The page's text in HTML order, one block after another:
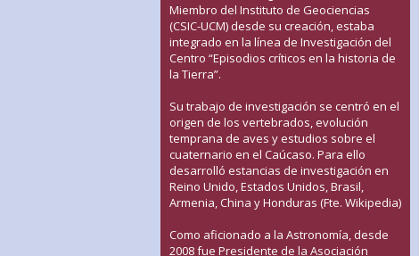
Miembro del Instituto de Geociencias
(CSIC-UCM) desde su creación, estaba
integrado en la línea de Investigación del
Centro “Episodios críticos en la historia de
la Tierra”.
Su trabajo de investigación se centró en el
origen de los vertebrados, evolución
temprana de aves y estudios sobre el
cuaternario en el Caúcaso. Para ello
desarrolló estancias de investigación en
Reino Unido, Estados Unidos, Brasil,
Armenia, China y Honduras (Fte. Wikipedia)
Como aficionado a la Astronomía, desde
2008 fue Presidente de la Asociación